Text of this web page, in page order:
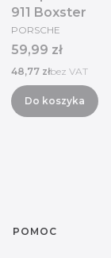
911 Boxster
PRODUCENT
PORSCHE
Cena
59,99 zł
Cena
48,77 złbez VAT
Do koszyka
Linki w
POMOC